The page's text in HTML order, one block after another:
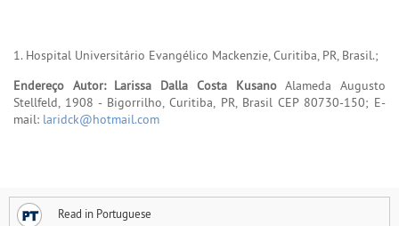
1. Hospital Universitário Evangélico Mackenzie, Curitiba, PR, Brasil.;
Endereço Autor: Larissa Dalla Costa KusanoAlameda Augusto
Stellfeld, 1908 - Bigorrilho, Curitiba, PR, Brasil CEP 80730-150; E-
mail: laridck@hotmail.com
Read in Portuguese